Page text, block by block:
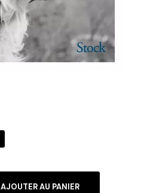
AJOUTER AU PANIER